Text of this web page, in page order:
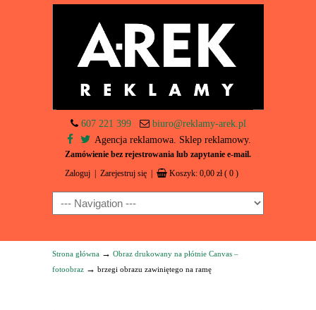
607 221 399
biuro@reklamy-arek.pl
Agencja reklamowa. Sklep reklamowy.
Zamówienie bez rejestrowania lub zapytanie e-mail.
Zaloguj Zarejestruj się Koszyk: 0,00 zł ( 0 )
Navigation
Strona główna → Obraz drukowany na płótnie Canvas –
fotoobraz → brzegi obrazu zawiniętego na ramę